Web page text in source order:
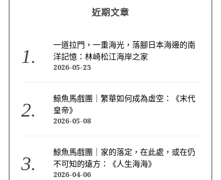
近期文章
一道拉門，一重海光，落腳日本海邊的南
洋記憶：林崎松江海岸之家
2026-05-23
鯨魚馬戲團｜繁華如何成為虛空：《末代
皇帝》
2026-05-08
鯨魚馬戲團｜家的落定，在此處，或在仍
不可知的遠方：《人生海海》
2026-04-06